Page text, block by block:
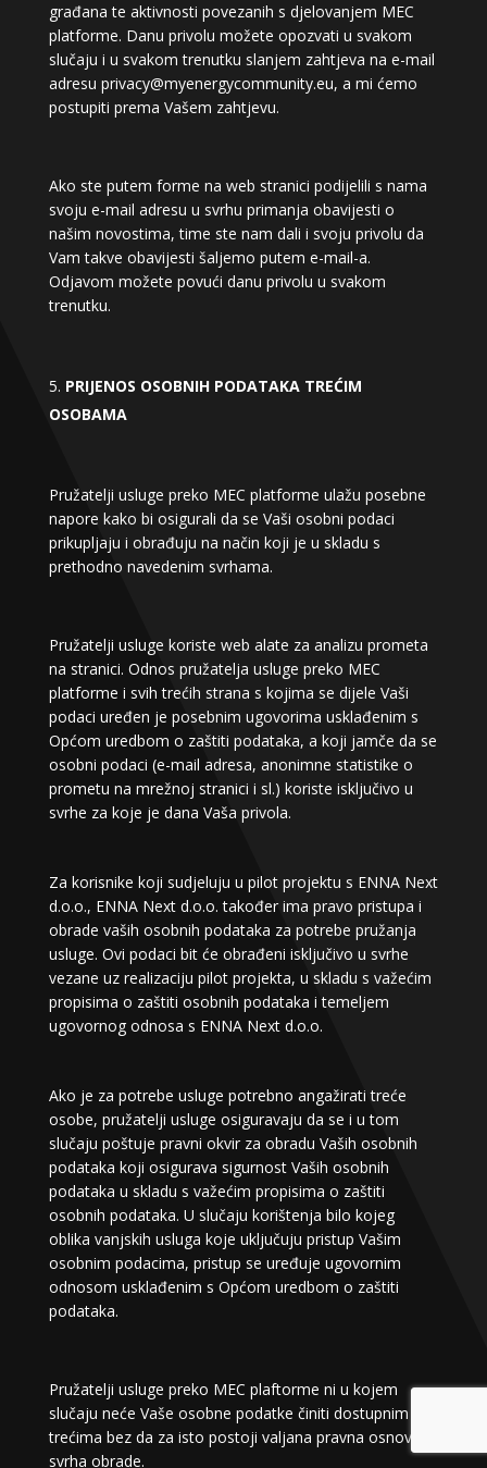
građana te aktivnosti povezanih s djelovanjem MEC
platforme. Danu privolu možete opozvati u svakom
slučaju i u svakom trenutku slanjem zahtjeva na e-mail
adresu privacy@myenergycommunity.eu, a mi ćemo
postupiti prema Vašem zahtjevu.
Ako ste putem forme na web stranici podijelili s nama
svoju e-mail adresu u svrhu primanja obavijesti o
našim novostima, time ste nam dali i svoju privolu da
Vam takve obavijesti šaljemo putem e-mail-a.
Odjavom možete povući danu privolu u svakom
trenutku.
PRIJENOS OSOBNIH PODATAKA TREĆIM
OSOBAMA
Pružatelji usluge preko MEC platforme ulažu posebne
napore kako bi osigurali da se Vaši osobni podaci
prikupljaju i obrađuju na način koji je u skladu s
prethodno navedenim svrhama.
Pružatelji usluge koriste web alate za analizu prometa
na stranici. Odnos pružatelja usluge preko MEC
platforme i svih trećih strana s kojima se dijele Vaši
podaci uređen je posebnim ugovorima usklađenim s
Općom uredbom o zaštiti podataka, a koji jamče da se
osobni podaci (e-mail adresa, anonimne statistike o
prometu na mrežnoj stranici i sl.) koriste isključivo u
svrhe za koje je dana Vaša privola.
Za korisnike koji sudjeluju u pilot projektu s ENNA Next
d.o.o., ENNA Next d.o.o. također ima pravo pristupa i
obrade vaših osobnih podataka za potrebe pružanja
usluge. Ovi podaci bit će obrađeni isključivo u svrhe
vezane uz realizaciju pilot projekta, u skladu s važećim
propisima o zaštiti osobnih podataka i temeljem
ugovornog odnosa s ENNA Next d.o.o.
Ako je za potrebe usluge potrebno angažirati treće
osobe, pružatelji usluge osiguravaju da se i u tom
slučaju poštuje pravni okvir za obradu Vaših osobnih
podataka koji osigurava sigurnost Vaših osobnih
podataka u skladu s važećim propisima o zaštiti
osobnih podataka. U slučaju korištenja bilo kojeg
oblika vanjskih usluga koje uključuju pristup Vašim
osobnim podacima, pristup se uređuje ugovornim
odnosom usklađenim s Općom uredbom o zaštiti
podataka.
Pružatelji usluge preko MEC plaftorme ni u kojem
slučaju neće Vaše osobne podatke činiti dostupnim
trećima bez da za isto postoji valjana pravna osnova i
svrha obrade.